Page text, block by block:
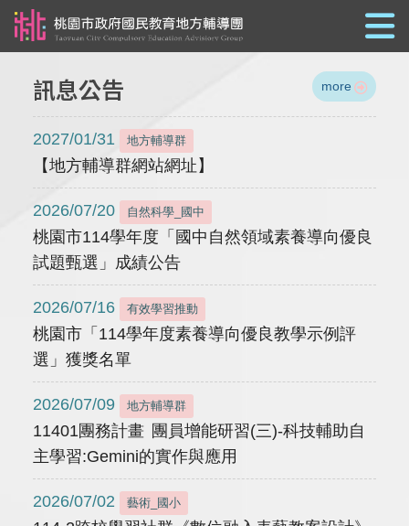
訊息公告 more
2027/01/31 地方輔導群
【地方輔導群網站網址】
2026/07/20 自然科學_國中
桃園市114學年度「國中自然領域素養導向優良
試題甄選」成績公告
2026/07/16 有效學習推動
桃園市「114學年度素養導向優良教學示例評
選」獲獎名單
2026/07/09 地方輔導群
11401團務計畫 團員增能研習(三)-科技輔助自
主學習:Gemini的實作與應用
2026/07/02 藝術_國小